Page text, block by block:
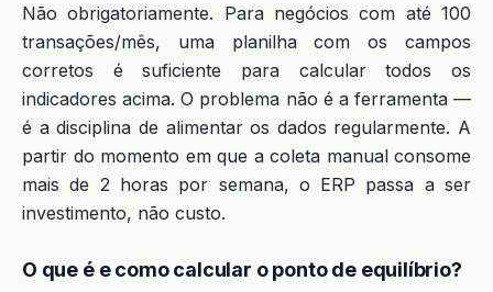
Não obrigatoriamente. Para negócios com até 100
transações/mês, uma planilha com os campos
corretos é suficiente para calcular todos os
indicadores acima. O problema não é a ferramenta —
é a disciplina de alimentar os dados regularmente. A
partir do momento em que a coleta manual consome
mais de 2 horas por semana, o ERP passa a ser
investimento, não custo.
O que é e como calcular o ponto de equilíbrio?